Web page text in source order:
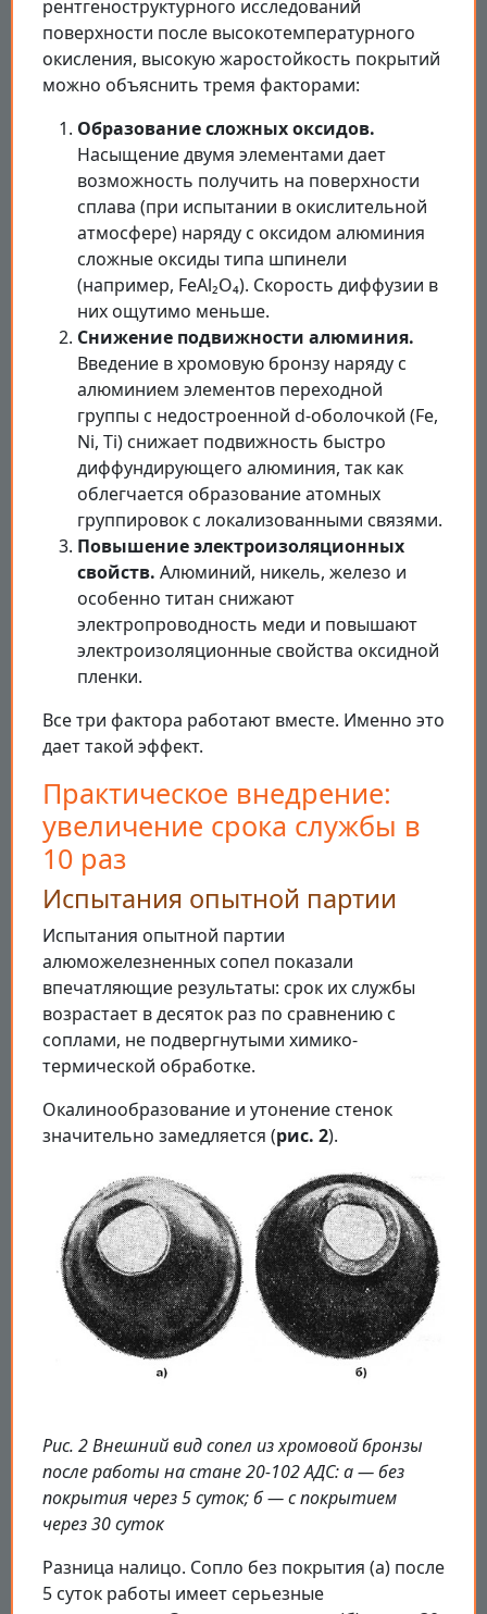
рентгеноструктурного исследований
поверхности после высокотемпературного
окисления, высокую жаростойкость покрытий
можно объяснить тремя факторами:
Образование сложных оксидов.
Насыщение двумя элементами дает
возможность получить на поверхности
сплава (при испытании в окислительной
атмосфере) наряду с оксидом алюминия
сложные оксиды типа шпинели
(например, FeAl₂O₄). Скорость диффузии в
них ощутимо меньше.
Снижение подвижности алюминия.
Введение в хромовую бронзу наряду с
алюминием элементов переходной
группы с недостроенной d-оболочкой (Fe,
Ni, Ti) снижает подвижность быстро
диффундирующего алюминия, так как
облегчается образование атомных
группировок с локализованными связями.
Повышение электроизоляционных
свойств. Алюминий, никель, железо и
особенно титан снижают
электропроводность меди и повышают
электроизоляционные свойства оксидной
пленки.
Все три фактора работают вместе. Именно это
дает такой эффект.
Практическое внедрение:
увеличение срока службы в
10 раз
Испытания опытной партии
Испытания опытной партии
алюможелезненных сопел показали
впечатляющие результаты: срок их службы
возрастает в десяток раз по сравнению с
соплами, не подвергнутыми химико-
термической обработке.
Окалинообразование и утонение стенок
значительно замедляется (рис. 2).
Рис. 2 Внешний вид сопел из хромовой бронзы
после работы на стане 20-102 АДС: а — без
покрытия через 5 суток; б — с покрытием
через 30 суток
Разница налицо. Сопло без покрытия (а) после
5 суток работы имеет серьезные